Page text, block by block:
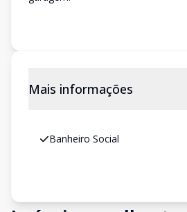
Mais informações
Banheiro Social